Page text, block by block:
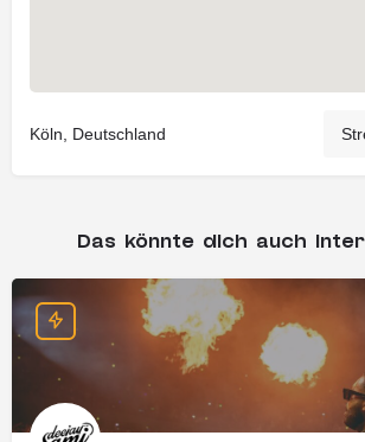
Köln, Deutschland
Das könnte dich auch